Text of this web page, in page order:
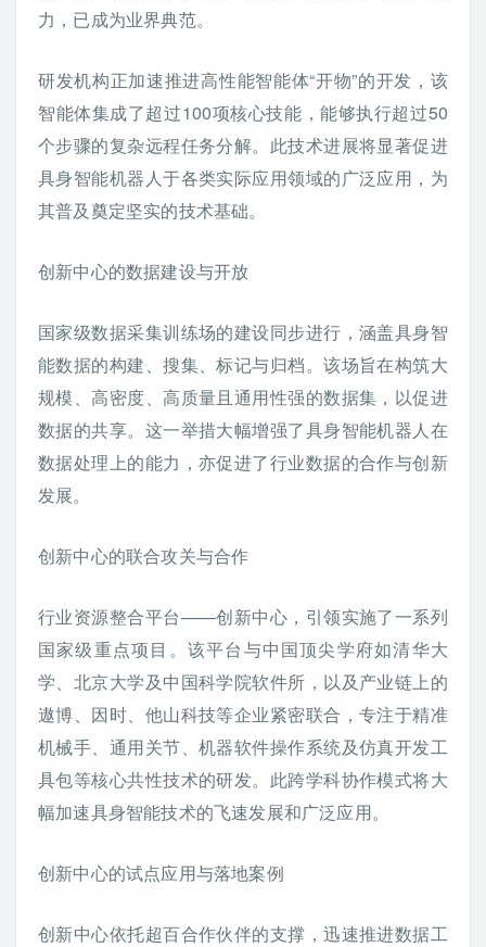
力，已成为业界典范。
研发机构正加速推进高性能智能体“开物”的开发，该
智能体集成了超过100项核心技能，能够执行超过50
个步骤的复杂远程任务分解。此技术进展将显著促进
具身智能机器人于各类实际应用领域的广泛应用，为
其普及奠定坚实的技术基础。
创新中心的数据建设与开放
国家级数据采集训练场的建设同步进行，涵盖具身智
能数据的构建、搜集、标记与归档。该场旨在构筑大
规模、高密度、高质量且通用性强的数据集，以促进
数据的共享。这一举措大幅增强了具身智能机器人在
数据处理上的能力，亦促进了行业数据的合作与创新
发展。
创新中心的联合攻关与合作
行业资源整合平台——创新中心，引领实施了一系列
国家级重点项目。该平台与中国顶尖学府如清华大
学、北京大学及中国科学院软件所，以及产业链上的
遨博、因时、他山科技等企业紧密联合，专注于精准
机械手、通用关节、机器软件操作系统及仿真开发工
具包等核心共性技术的研发。此跨学科协作模式将大
幅加速具身智能技术的飞速发展和广泛应用。
创新中心的试点应用与落地案例
创新中心依托超百合作伙伴的支撑，迅速推进数据工